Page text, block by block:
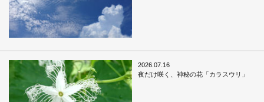
2026.07.16
夜だけ咲く、神秘の花「カラスウリ」